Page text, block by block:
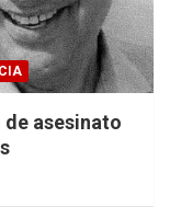
asesinato